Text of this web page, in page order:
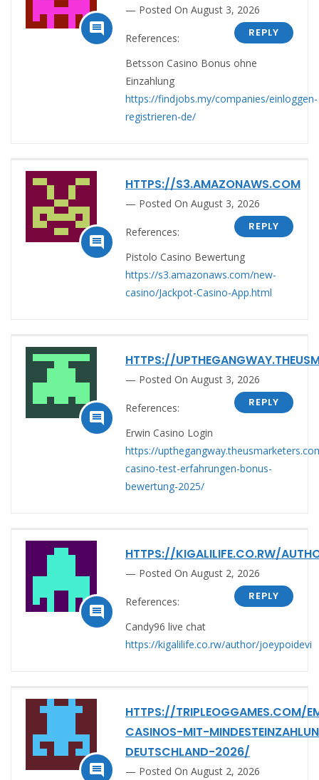

Posted On August 3, 2026
REPLY
References:
Betsson Casino Bonus ohne
Einzahlung
https://findjobs.my/companies/einloggen-
registrieren-de/

HTTPS://S3.AMAZONAWS.COM
Posted On August 3, 2026
REPLY
References:
Pistolo Casino Bewertung
https://s3.amazonaws.com/new-
casino/Jackpot-Casino-App.html

HTTPS://
Posted On August 3, 2026
REPLY
References:
Erwin Casino Login
https://
casino-test-erfahrungen-bonus-
bewertung-2025/

HTTPS://KIGALILIFE.CO.RW/
Posted On August 2, 2026
REPLY
References:
Candy96 live chat
https://kigalilife.co.rw/author/joeypoidevi

HTTPS://TRIPLEOGGAMES.COM/
CASINOS-MIT-
DEUTSCHLAND-2026/
Posted On August 2, 2026